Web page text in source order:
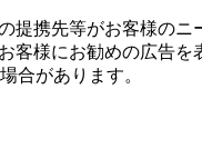
提携先等がお客様のニ
客様にお勧めの広告を
合があります。